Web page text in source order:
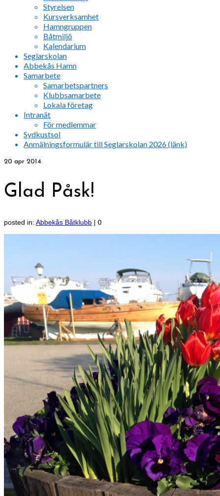
Styrelsen
Kursverksamhet
Hamngruppen
Båtmiljö
Kalendarium
Seglarskolan
Abbekås Hamn
Samarbete
Samarbetspartners
Klubbsamarbete
Lokala företag
Intranät
För medlemmar
Sydkustsol
Anmälningsformulär till Seglarskolan 2026 (länk)
20 apr 2014
Glad Påsk!
posted in: Abbekås Båtklubb | 0